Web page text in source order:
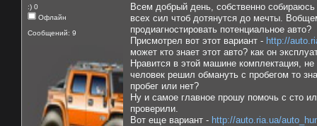
:) 0
Офлайн
Сообщений: 9
Всем добрый день, собственно
всех сил чтоб дотянутся до мечты.
продиагностировать потенциальное авто?
Присмотрел вот этот вариант - http://
может кто знает этот авто? как он
Нравится в этой машине комплектация,
человек решил обмануть с пробегом то
пробег или нет?
Ну и самое главное прошу помочь с сто
проверили.
Вот еще вариант - http://auto.ria.ua/